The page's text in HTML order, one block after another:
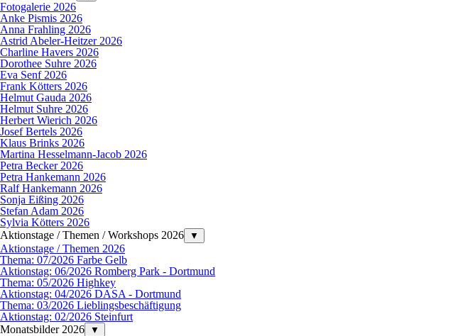
Fotogalerie 2026
Anke Pismis 2026
Anna Frahling 2026
Astrid Abeler-Heitzer 2026
Charline Havers 2026
Dorothee Suhre 2026
Eva Senf 2026
Frank Kötters 2026
Helmut Gauda 2026
Helmut Suhre 2026
Herbert Wierich 2026
Josef Bertels 2026
Klaus Brinks 2026
Martina Hesselmann-Jacob 2026
Petra Becker 2026
Petra Hankemann 2026
Ralf Hankemann 2026
Sonja Eißing 2026
Stefan Adam 2026
Sylvia Kötters 2026
Aktionstage / Themen / Workshops 2026
▼
Aktionstage / Themen 2026
Thema: 07/2026 Farbe Gelb
Aktionstag: 06/2026 Romberg Park - Dortmund
Thema: 05/2026 Highkey
Aktionstag: 04/2026 DASA - Dortmund
Thema: 03/2026 Lieblingsbeschäftigung
Aktionstag: 02/2026 Steinfurt
Monatsbilder 2026
▼